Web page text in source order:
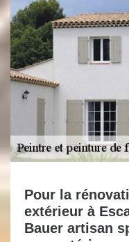
Pour la
extérieur à
Bauer artisan